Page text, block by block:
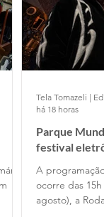
Parque
festival
A
ocorre das 15h
agosto), a
Tela Tomazeli |
há 18 horas